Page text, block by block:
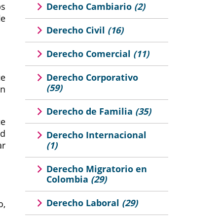
Derecho Cambiario (2)
Derecho Civil (16)
Derecho Comercial (11)
Derecho Corporativo
(59)
Derecho de Familia (35)
Derecho Internacional
(1)
Derecho Migratorio en
Colombia (29)
Derecho Laboral (29)